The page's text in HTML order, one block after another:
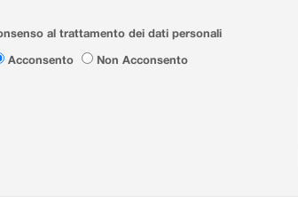
al trattamento dei dati personali
Acconsento
Non Acconsento